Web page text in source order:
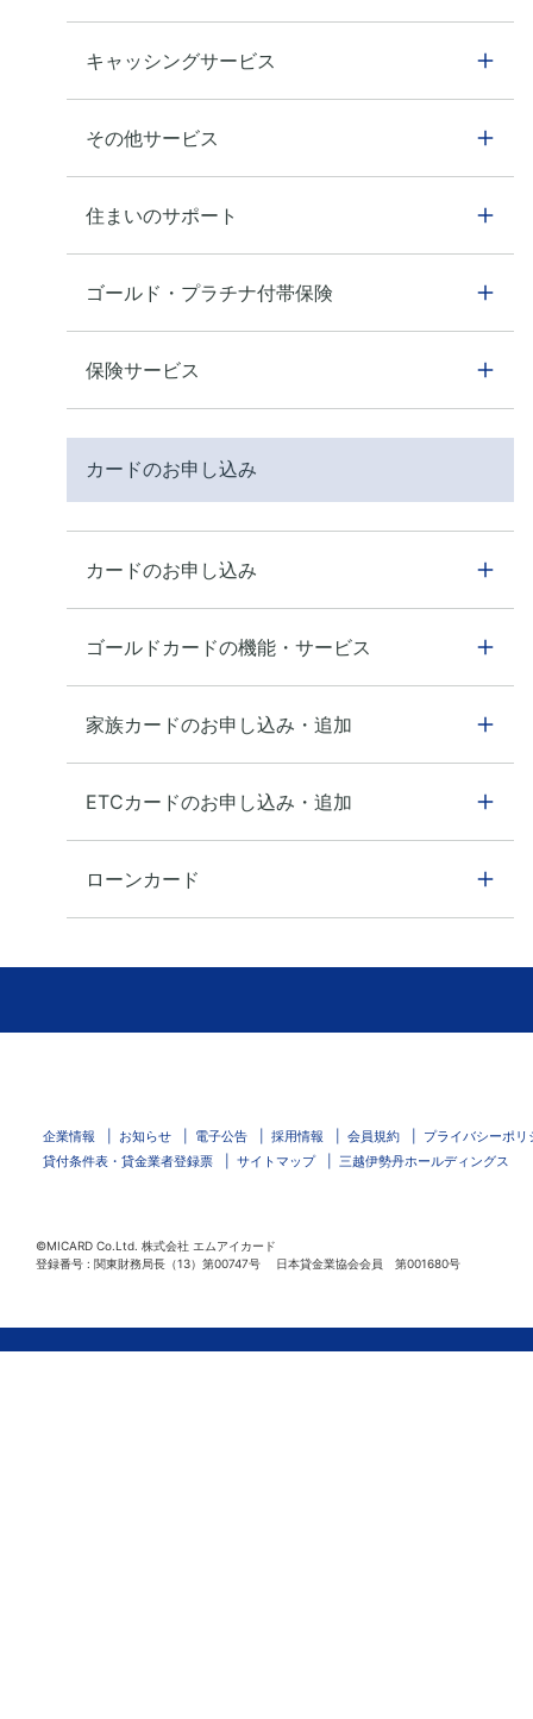
キャッシングサービス
その他サービス
住まいのサポート
ゴールド・プラチナ付帯保険
保険サービス
カードのお申し込み
カードのお申し込み
ゴールドカードの機能・サービス
家族カードのお申し込み・追加
ETCカードのお申し込み・追加
ローンカード
企業情報 お知らせ 電子公告 採用情報 会員規約
プライバシーポリ
貸付条件表・貸金業者登録票
サイトマップ 三越伊勢丹ホールディングス
©MICARD Co.Ltd. 株式会社 エムアイカード
登録番号 : 関東財務局長（13）第00747号 日本貸金業協会会員 第001680号